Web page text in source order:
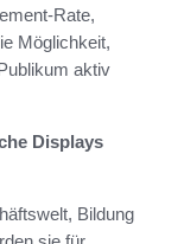
Rate,
Möglichkeit,
aktiv
Displays
Bildung